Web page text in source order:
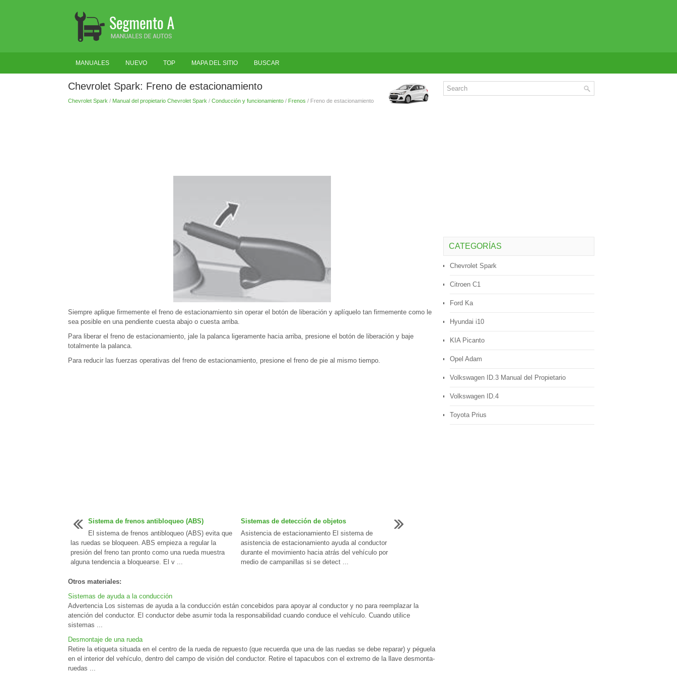
MANUALES NUEVO TOP MAPA DEL SITIO BUSCAR
Chevrolet Spark: Freno de estacionamiento
Chevrolet Spark / Manual del propietario Chevrolet Spark / Conducción y funcionamiento/ Frenos / Freno de estacionamiento
Siempre aplique firmemente el freno de estacionamiento sin operar el botón de liberación y aplíquelo tan firmemente como le
sea posible en una pendiente cuesta abajo o cuesta arriba.
Para liberar el freno de estacionamiento, jale la palanca ligeramente hacia arriba, presione el botón de liberación y baje
totalmente la palanca.
Para reducir las fuerzas operativas del freno de estacionamiento, presione el freno de pie al mismo tiempo.
Sistema de frenos antibloqueo (ABS)
El sistema de frenos antibloqueo (ABS) evita que
las ruedas se bloqueen. ABS empieza a regular la
presión del freno tan pronto como una rueda muestra
alguna tendencia a bloquearse. El v ...
Sistemas de detección de objetos
Asistencia de estacionamiento El sistema de
asistencia de estacionamiento ayuda al conductor
durante el movimiento hacia atrás del vehículo por
medio de campanillas si se detect ...
Otros materiales:
Sistemas de ayuda a la conducción
Advertencia Los sistemas de ayuda a la conducción están concebidos para apoyar al conductor y no para reemplazar la
atención del conductor. El conductor debe asumir toda la responsabilidad cuando conduce el vehículo. Cuando utilice
sistemas ...
Desmontaje de una rueda
Retire la etiqueta situada en el centro de la rueda de repuesto (que recuerda que una de las ruedas se debe reparar) y péguela
en el interior del vehículo, dentro del campo de visión del conductor. Retire el tapacubos con el extremo de la llave desmonta-
ruedas ...
CATEGORÍAS
Chevrolet Spark
Citroen C1
Ford Ka
Hyundai i10
KIA Picanto
Opel Adam
Volkswagen ID.3 Manual del Propietario
Volkswagen ID.4
Toyota Prius